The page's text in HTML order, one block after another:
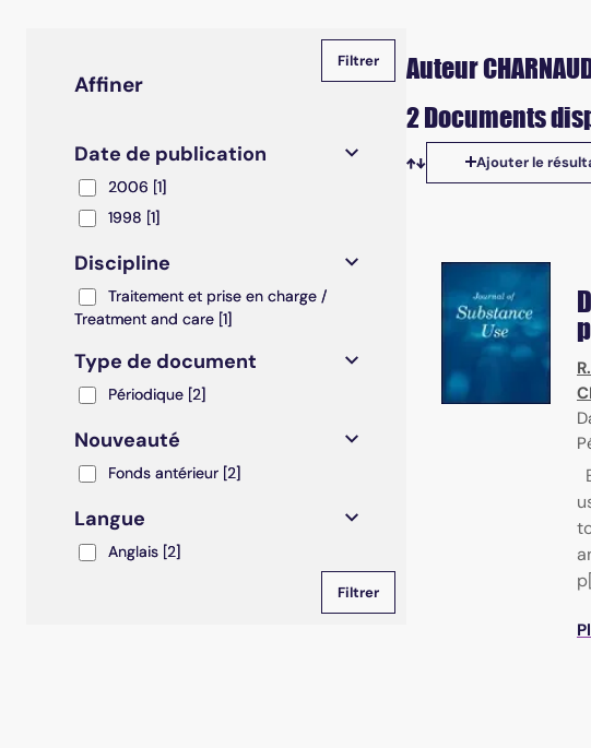
Affiner
Date de publication
20062006 [1]
19981998 [1]
Discipline
Traitement et prise en charge / Treatment and care
Traitement et prise en charge /
Treatment and care [1]
Type de document
Périodique
Périodique [2]
Nouveauté
Fonds antérieur
Fonds antérieur [2]
Langue
AnglaisAnglais [2]
Auteur
2 Documents
Tris disponibles
Ajouter le